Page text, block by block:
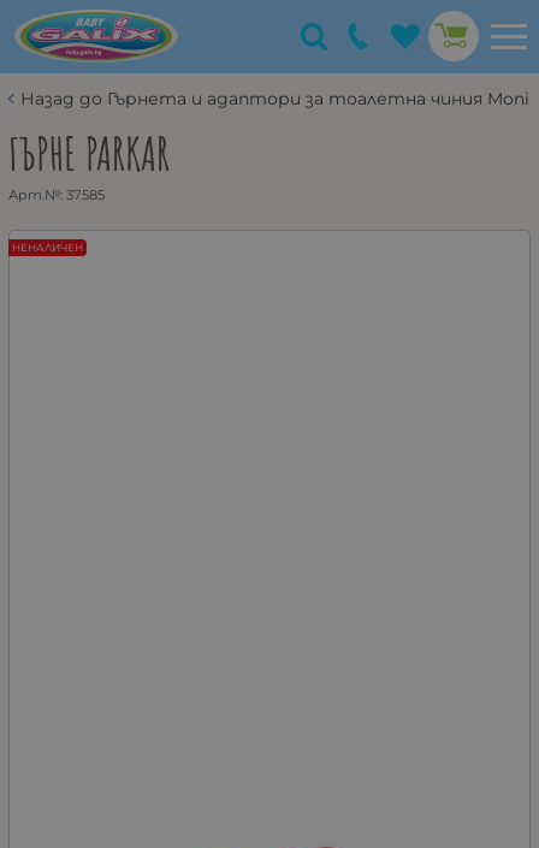
Назад до Гърнета и адаптори за тоалетна чиния Moni
ГЪРНЕ PARKAR
Арт.№: 37585
НЕНАЛИЧЕН